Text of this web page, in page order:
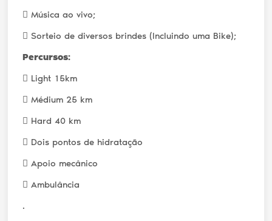
 Música ao vivo;
 Sorteio de diversos brindes (Incluindo uma Bike);
Percursos:
 Light 15km
 Médium 25 km
 Hard 40 km
 Dois pontos de hidratação
 Apoio mecânico
 Ambulância
.